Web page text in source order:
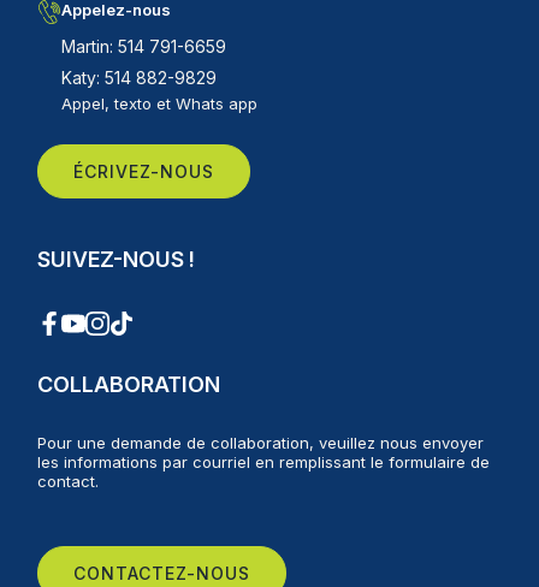
Appelez-nous
Martin: 514 791-6659
Katy: 514 882-9829
Appel, texto et Whats app
ÉCRIVEZ-NOUS
SUIVEZ-NOUS !
COLLABORATION
Pour une demande de collaboration, veuillez nous envoyer
les informations par courriel en remplissant le formulaire de
contact.
CONTACTEZ-NOUS